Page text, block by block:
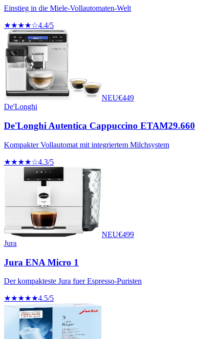
Einstieg in die Miele-Vollautomaten-Welt
★★★★☆4.4/5
NEU€449
De'Longhi
De'Longhi Autentica Cappuccino ETAM29.660
Kompakter Vollautomat mit integriertem Milchsystem
★★★★☆4.3/5
NEU€499
Jura
Jura ENA Micro 1
Der kompakteste Jura fuer Espresso-Puristen
★★★★★4.5/5